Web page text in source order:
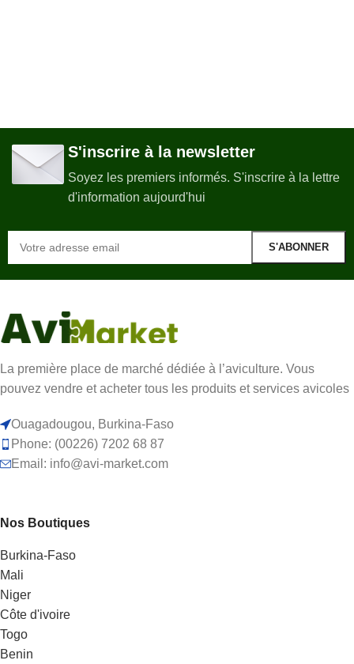
S'inscrire à la newsletter
Soyez les premiers informés. S'inscrire à la lettre
d'information aujourd'hui
La première place de marché dédiée à l’aviculture. Vous
pouvez vendre et acheter tous les produits et services avicoles
Ouagadougou, Burkina-Faso
Phone: (00226) 7202 68 87
Email: info@avi-market.com
Nos Boutiques
Burkina-Faso
Mali
Niger
Côte d'ivoire
Togo
Benin